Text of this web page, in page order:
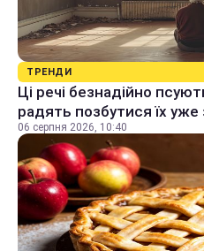
ТРЕНДИ
Ці речі безнадійно
радять позбутися їх уже
06 серпня 2026, 10:40